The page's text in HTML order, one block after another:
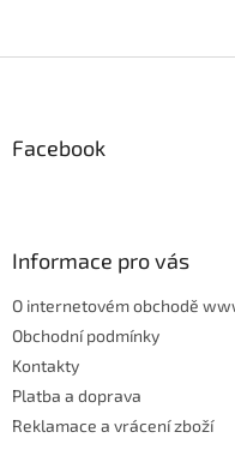
p
aFacebook
Informace pro vás
O internetovém obchodě
Obchodní podmínky
Kontakty
Platba a doprava
Reklamace a vrácení zboží